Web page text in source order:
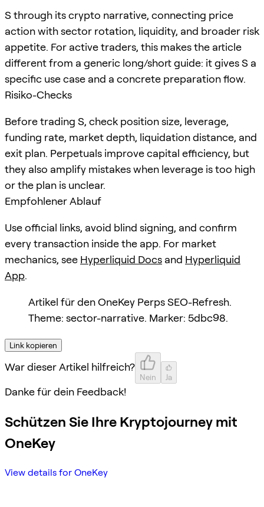
S through its crypto narrative, connecting price
action with sector rotation, liquidity, and broader risk
appetite. For active traders, this makes the article
different from a generic long/short guide: it gives S a
specific use case and a concrete preparation flow.
Risiko-Checks
Before trading S, check position size, leverage,
funding rate, market depth, liquidation distance, and
exit plan. Perpetuals improve capital efficiency, but
they also amplify mistakes when leverage is too high
or the plan is unclear.
Empfohlener Ablauf
Use official links, avoid blind signing, and confirm
every transaction inside the app. For market
mechanics, see Hyperliquid Docs and Hyperliquid
App.
Artikel für den OneKey Perps SEO-Refresh.
Theme: sector-narrative. Marker: 5dbc98.
Link kopieren
War dieser Artikel hilfreich?
Nein Ja
Danke für dein Feedback!
Schützen Sie Ihre Kryptojourney mit
OneKey
View details for OneKey